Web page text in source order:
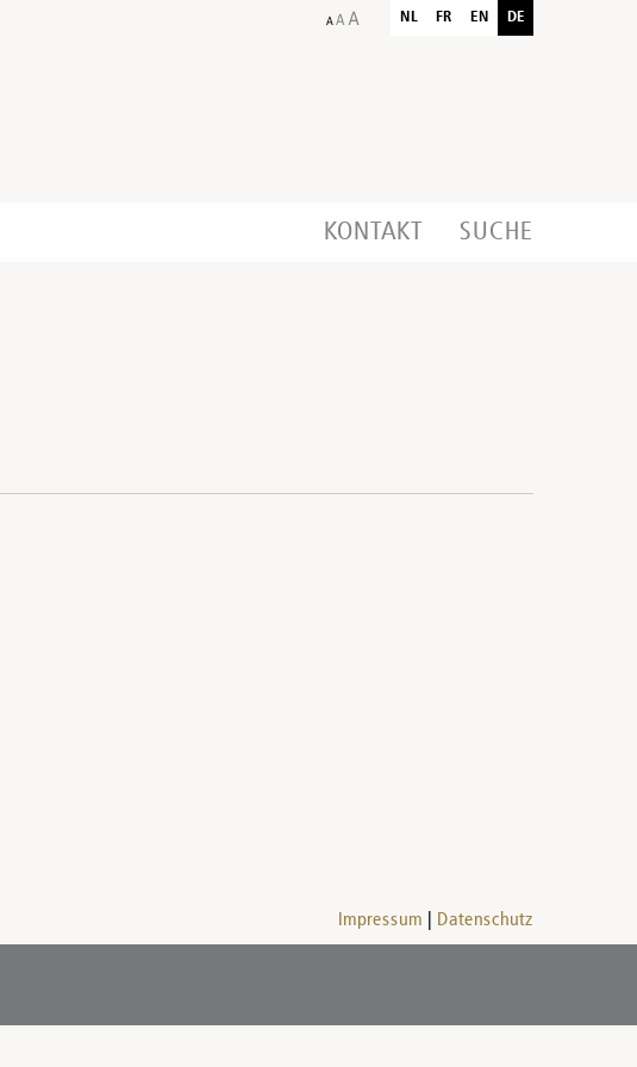
NL FR EN DE
KONTAKT SUCHE
Impressum Datenschutz